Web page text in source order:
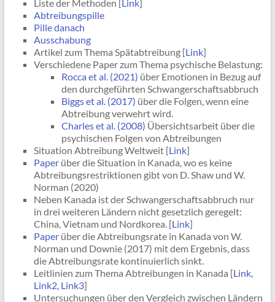
Liste der Methoden [Link]
Abtreibungspille
Pille danach
Ausschabung
Artikel zum Thema Spätabtreibung [Link]
Verschiedene Paper zum Thema psychische Belastung:
Rocca et al. (2021) über Emotionen in Bezug auf
den durchgeführten Schwangerschaftsabbruch
Biggs et al. (2017) über die Folgen, wenn eine
Abtreibung verwehrt wird.
Charles et al. (2008) Übersichtsarbeit über die
psychischen Folgen von Abtreibungen
Situation Abtreibung Weltweit [Link]
Paperüber die Situation in Kanada, wo es keine
Abtreibungsrestriktionen gibt von D. Shaw und W.
Norman (2020)
Neben Kanada ist der Schwangerschaftsabbruch nur
in drei weiteren Ländern nicht gesetzlich geregelt:
China, Vietnam und Nordkorea. [Link]
Paperüber die Abtreibungsrate in Kanada von W.
Norman und Downie (2017) mit dem Ergebnis, dass
die Abtreibungsrate kontinuierlich sinkt.
Leitlinien zum Thema Abtreibungen in Kanada [Link,
Link2, Link3]
Untersuchungen über den Vergleich zwischen Ländern